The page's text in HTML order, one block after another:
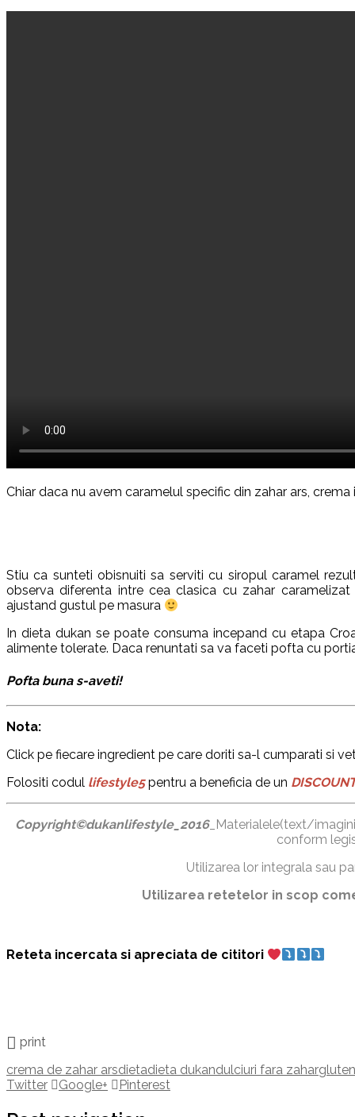
Chiar daca nu avem caramelul specific din zahar ars,
Stiu ca sunteti obisnuiti sa serviti cu siropul caramel
observa diferenta intre cea clasica cu zahar
ajustand gustul pe masura
In dieta dukan se poate consuma incepand cu etapa
alimente tolerate. Daca renuntati sa va faceti pofta cu
Pofta buna s-aveti!
Nota:
Click pe fiecare ingredient pe care doriti sa-l cumparati si
Folositi codul lifestyle5pentru a beneficia de un
Copyright©dukanlifestyle_2016_Materialele(text/
conform
Utilizarea lor integrala sau
Utilizarea retetelor in scop
Reteta incercata si apreciata de cititori
print
crema de zahar arsdietadieta dukandulciuri fara zahar
Twitter
Google+ Pinterest